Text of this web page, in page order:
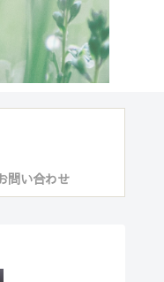
問い合わせ